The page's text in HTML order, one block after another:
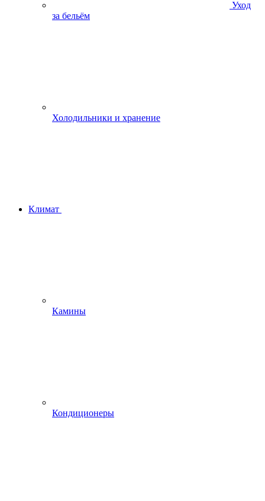
Уход
за бельём
Холодильники и хранение
Климат
Камины
Кондиционеры